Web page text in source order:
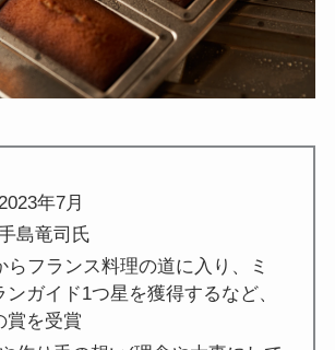
年7月
島竜司氏
らフランス料理の道に入り、ミ
ンガイド1つ星を獲得するなど、
賞を受賞